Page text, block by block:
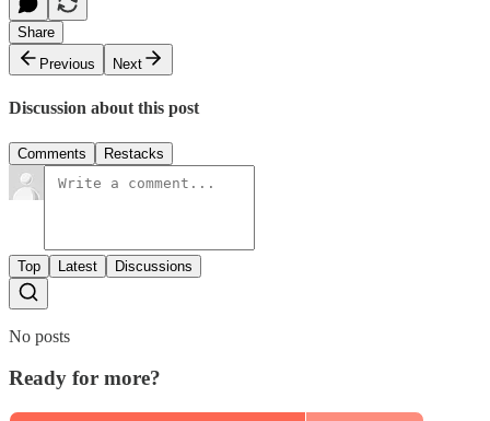
Share
Previous
Next
Discussion about this post
Comments Restacks
Top Latest Discussions
No posts
Ready for more?